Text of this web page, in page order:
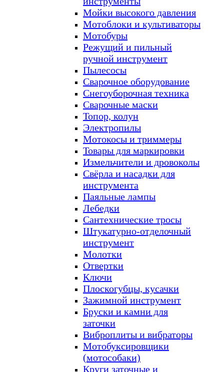
Мойки высокого давления
Мотоблоки и культиваторы
Мотобуры
Режущий и пильный
ручной инструмент
Пылесосы
Сварочное оборудование
Снегоуборочная техника
Сварочные маски
Топор, колун
Электропилы
Мотокосы и триммеры
Товары для маркировки
Измельчители и дровоколы
Свёрла и насадки для
инструмента
Паяльные лампы
Лебедки
Сантехнические тросы
Штукатурно-отделочный
инструмент
Молотки
Отвертки
Ключи
Плоскогубцы, кусачки
Зажимной инструмент
Бруски и камни для
заточки
Виброплиты и вибраторы
Мотобуксировщики
(мотособаки)
Круги заточные и